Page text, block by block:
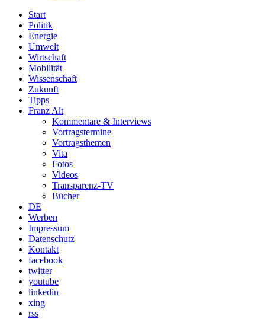
Start
Politik
Energie
Umwelt
Wirtschaft
Mobilität
Wissenschaft
Zukunft
Tipps
Franz Alt
Kommentare & Interviews
Vortragstermine
Vortragsthemen
Vita
Fotos
Videos
Transparenz-TV
Bücher
DE
Werben
Impressum
Datenschutz
Kontakt
facebook
twitter
youtube
linkedin
xing
rss